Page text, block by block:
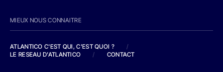
MIEUX NOUS CONNAITRE
ATLANTICO C'EST QUI, C'EST QUOI ?
/
LE RESEAU D'ATLANTICO
/ CONTACT